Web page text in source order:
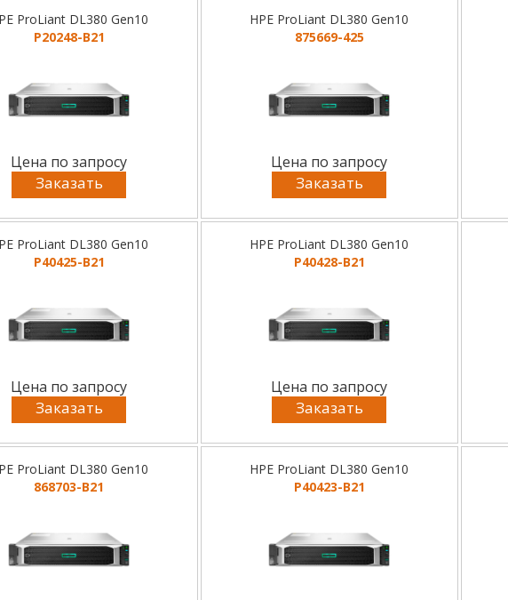
ProLiant DL380 Gen10
P20248-B21
Цена по запросу
Заказать
HPE ProLiant DL380 Gen10
875669-425
Цена по запросу
Заказать
ProLiant DL380 Gen10
P40425-B21
Цена по запросу
Заказать
HPE ProLiant DL380 Gen10
P40428-B21
Цена по запросу
Заказать
ProLiant DL380 Gen10
868703-B21
HPE ProLiant DL380 Gen10
P40423-B21